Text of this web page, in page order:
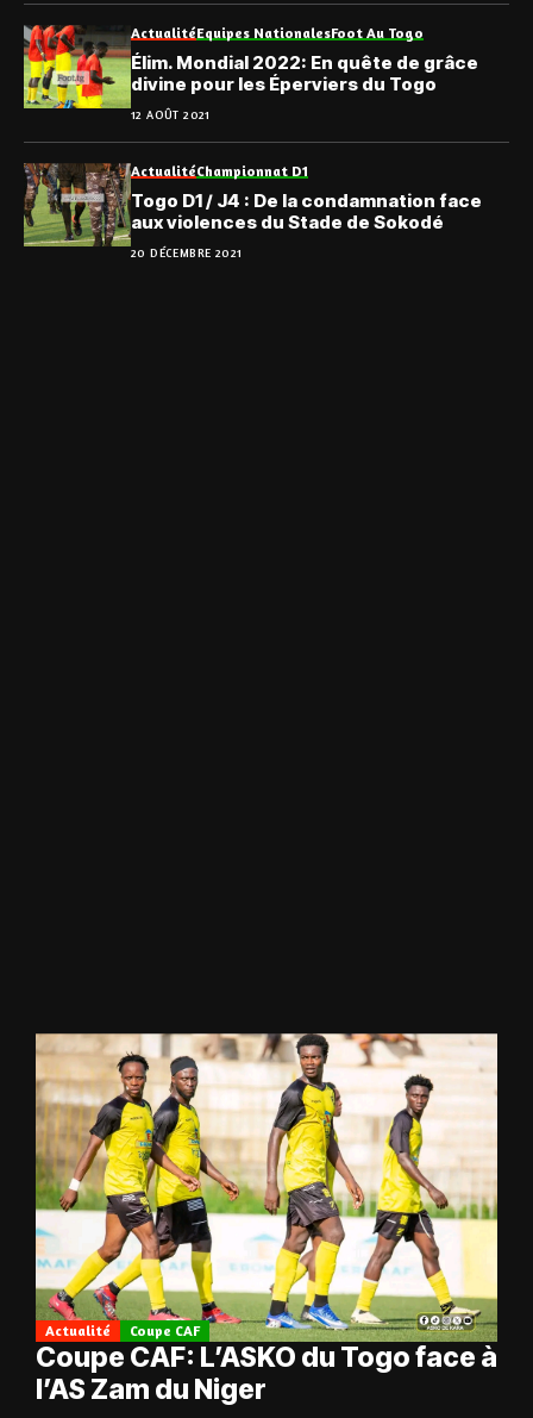
ActualitéEquipes NationalesFoot Au Togo
Élim. Mondial 2022: En quête de grâce
divine pour les Éperviers du Togo
12 AOÛT 2021
ActualitéChampionnat D1
Togo D1 / J4 : De la condamnation face
aux violences du Stade de Sokodé
20 DÉCEMBRE 2021
Actualité Coupe CAF
Coupe CAF: L’ASKO du Togo face à
l’AS Zam du Niger